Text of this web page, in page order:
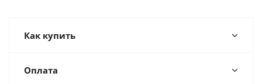
Как купить
Оплата